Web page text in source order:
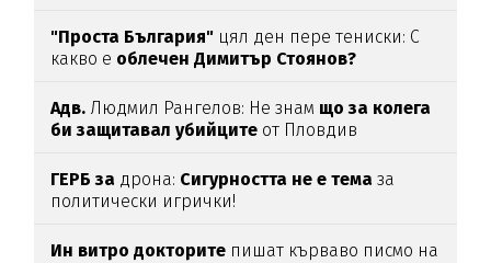
"Проста България" цял ден пере тениски: С
какво е облечен Димитър Стоянов?
Адв. Людмил Рангелов: Не знам що за колега
би защитавал убийците от Пловдив
ГЕРБ за дрона: Сигурността не е темаза
политически игрички!
Ин витро докторите пишат кърваво писмо на